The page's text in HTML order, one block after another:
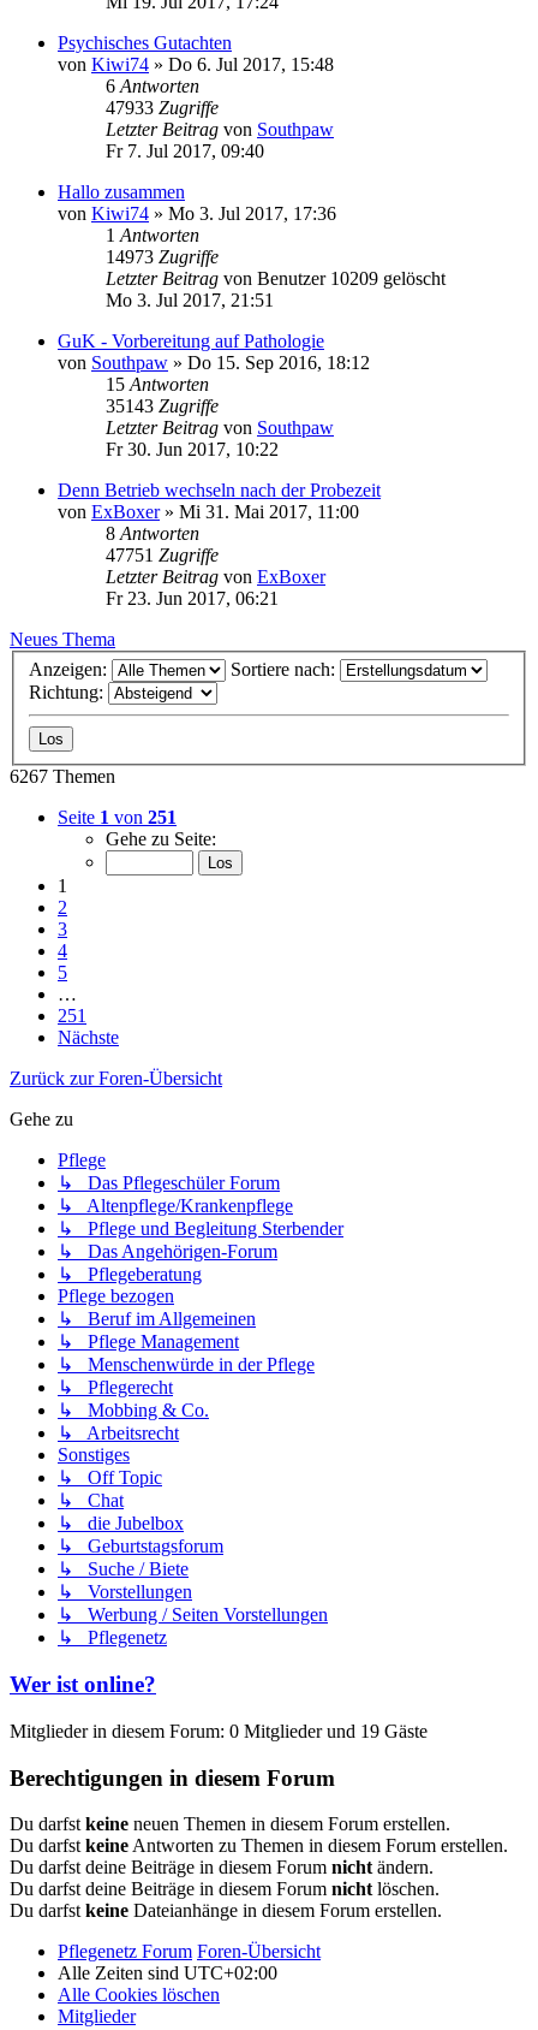
Psychisches Gutachten
von Kiwi74 » Do 6. Jul 2017, 15:48
6 Antworten
47933 Zugriffe
Letzter Beitrag von Southpaw
Fr 7. Jul 2017, 09:40
Hallo zusammen
von Kiwi74 » Mo 3. Jul 2017, 17:36
1 Antworten
14973 Zugriffe
Letzter Beitrag von Benutzer 10209 gelöscht
Mo 3. Jul 2017, 21:51
GuK - Vorbereitung auf Pathologie
von Southpaw » Do 15. Sep 2016, 18:12
15 Antworten
35143 Zugriffe
Letzter Beitrag von Southpaw
Fr 30. Jun 2017, 10:22
Denn Betrieb wechseln nach der Probezeit
von ExBoxer» Mi 31. Mai 2017, 11:00
8 Antworten
47751 Zugriffe
Letzter Beitrag von ExBoxer
Fr 23. Jun 2017, 06:21
Neues Thema
Anzeigen:
Sortiere nach:
Richtung:
6267 Themen
Seite 1 von 251
Gehe zu Seite:
1
2
3
4
5
…
251
Nächste
Zurück zur Foren-Übersicht
Gehe zu
Pflege
↳ Das Pflegeschüler Forum
↳ Altenpflege/Krankenpflege
↳ Pflege und Begleitung Sterbender
↳ Das Angehörigen-Forum
↳ Pflegeberatung
Pflege bezogen
↳ Beruf im Allgemeinen
↳ Pflege Management
↳ Menschenwürde in der Pflege
↳ Pflegerecht
↳ Mobbing & Co.
↳ Arbeitsrecht
Sonstiges
↳ Off Topic
↳ Chat
↳ die Jubelbox
↳ Geburtstagsforum
↳ Suche / Biete
↳ Vorstellungen
↳ Werbung / Seiten Vorstellungen
↳ Pflegenetz
Wer ist online?
Mitglieder in diesem Forum: 0 Mitglieder und 19 Gäste
Berechtigungen in diesem Forum
Du darfst keine neuen Themen in diesem Forum erstellen.
Du darfst keine Antworten zu Themen in diesem Forum erstellen.
Du darfst deine Beiträge in diesem Forum nicht ändern.
Du darfst deine Beiträge in diesem Forum nicht löschen.
Du darfst keine Dateianhänge in diesem Forum erstellen.
Pflegenetz Forum Foren-Übersicht
Alle Zeiten sind UTC+02:00
Alle Cookies löschen
Mitglieder